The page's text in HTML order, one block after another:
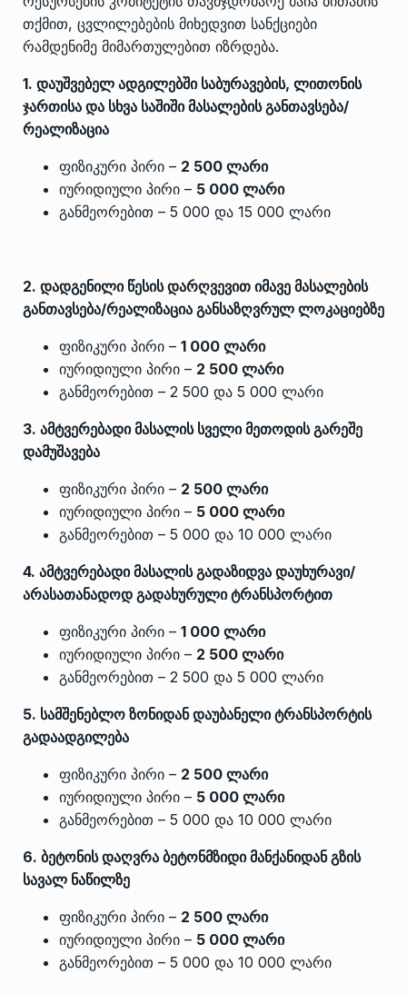
თქმით, ცვლილებების მიხედვით სანქციები
რამდენიმე მიმართულებით იზრდება.
1. დაუშვებელ ადგილებში საბურავების, ლითონის
ჯართისა და სხვა საშიში მასალების განთავსება/
რეალიზაცია
ფიზიკური პირი – 2 500 ლარი
იურიდიული პირი – 5 000 ლარი
განმეორებით – 5 000 და 15 000 ლარი
2. დადგენილი წესის დარღვევით იმავე მასალების
განთავსება/რეალიზაცია განსაზღვრულ ლოკაციებზე
ფიზიკური პირი – 1 000 ლარი
იურიდიული პირი – 2 500 ლარი
განმეორებით – 2 500 და 5 000 ლარი
3. ამტვერებადი მასალის სველი მეთოდის გარეშე
დამუშავება
ფიზიკური პირი – 2 500 ლარი
იურიდიული პირი – 5 000 ლარი
განმეორებით – 5 000 და 10 000 ლარი
4. ამტვერებადი მასალის გადაზიდვა დაუხურავი/
არასათანადოდ გადახურული ტრანსპორტით
ფიზიკური პირი – 1 000 ლარი
იურიდიული პირი – 2 500 ლარი
განმეორებით – 2 500 და 5 000 ლარი
5. სამშენებლო ზონიდან დაუბანელი ტრანსპორტის
გადაადგილება
ფიზიკური პირი – 2 500 ლარი
იურიდიული პირი – 5 000 ლარი
განმეორებით – 5 000 და 10 000 ლარი
6. ბეტონის დაღვრა ბეტონმზიდი მანქანიდან გზის
სავალ ნაწილზე
ფიზიკური პირი – 2 500 ლარი
იურიდიული პირი – 5 000 ლარი
განმეორებით – 5 000 და 10 000 ლარი